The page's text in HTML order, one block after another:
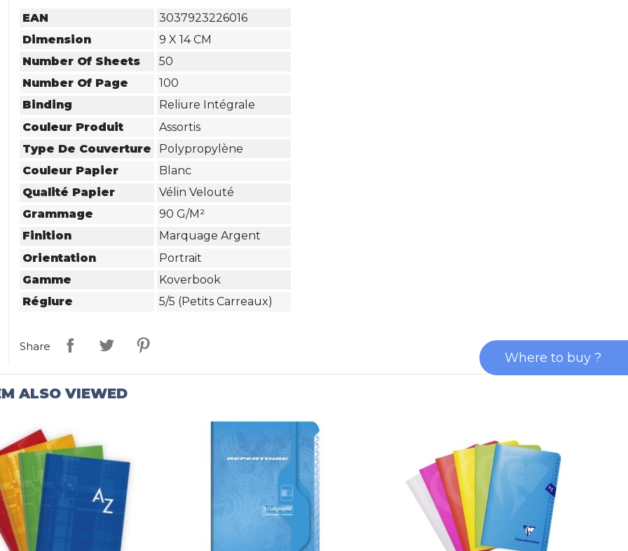
EAN
3037923226016
Dimension
9 X 14 CM
Number Of Sheets
50
Number Of Page
100
Binding
Reliure Intégrale
Couleur Produit
Assortis
Type De Couverture
Polypropylène
Couleur Papier
Blanc
Qualité Papier
Vélin Velouté
Grammage
90 G/m²
Finition
Marquage Argent
Orientation
Portrait
Gamme
Koverbook
Réglure
5/5 (petits Carreaux)
Share
ALSO VIEWED
Where to buy ?